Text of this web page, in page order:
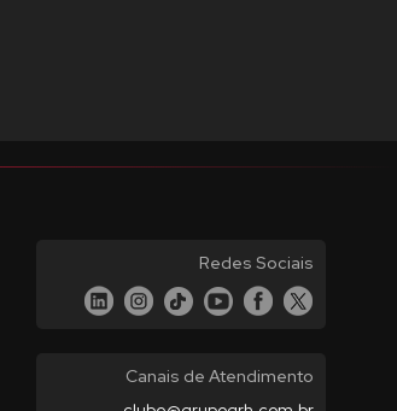
Redes Sociais
Canais de Atendimento